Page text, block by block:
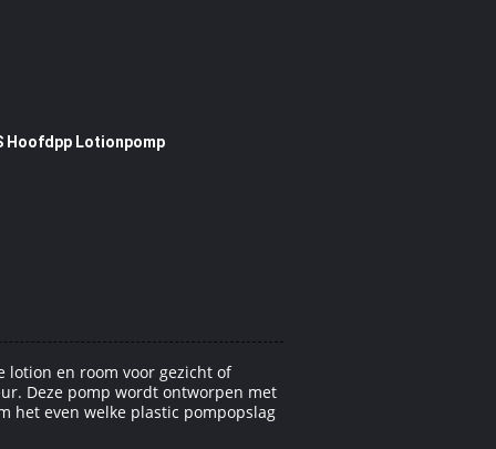
Hoofdpp Lotionpomp
lotion en room voor gezicht of
Deze pomp wordt ontworpen met
het even welke plastic pompopslag